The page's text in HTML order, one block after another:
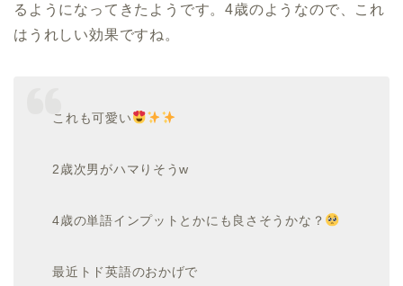
るようになってきたようです。4歳のようなので、これ
はうれしい効果ですね。
これも可愛い
2歳次男がハマりそうw
4歳の単語インプットとかにも良さそうかな？
最近トド英語のおかげで